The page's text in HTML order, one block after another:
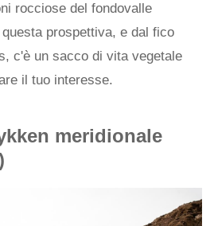
rocciose del fondovalle
prospettiva, e dal fico
c'è un sacco di vita vegetale
il tuo interesse.
meridionale